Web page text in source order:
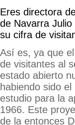
Eres directora
de Navarra
su cifra de
Así es, ya que
de visitantes al
estado abierto
habiendo sido el
estudio para la
1966. Este
de la entonces